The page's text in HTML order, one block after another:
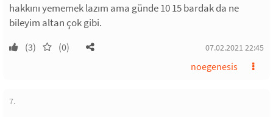
hakkını yememek lazım ama günde 10 15 bardak da ne
bileyim altan çok gibi.
(3) (0) 07.02.2021 22:45
noegenesis
7.